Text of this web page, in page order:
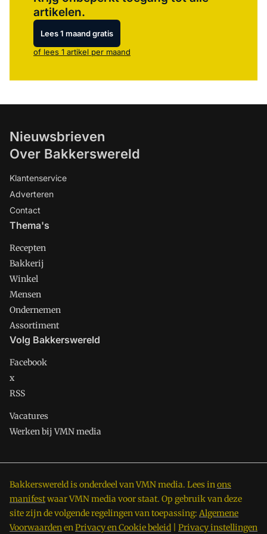
artikelen.
Lees 1 maand gratis
of lees 1 artikel per maand
Nieuwsbrieven
Over Bakkerswereld
Klantenservice
Adverteren
Contact
Thema's
Recepten
Bakkerij
Winkel
Mensen
Ondernemen
Assortiment
Volg Bakkerswereld
Facebook
x
RSS
Vacatures
Werken bij VMN media
Bakkerswereld is onderdeel van VMN media. Lees inons
manifestwaar VMN media voor staat. Op gebruik van deze
site zijn de volgende regelingen van toepassing: Algemene
VoorwaardenenPrivacy en Cookie beleid Privacy instellingen